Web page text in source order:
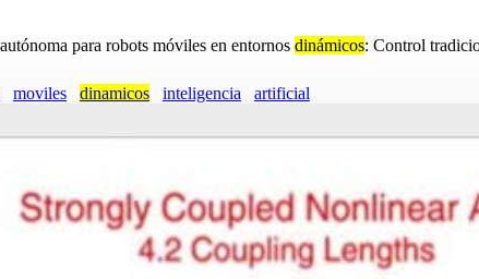
para robots móviles en entornos dinámicos: Control
moviles dinamicos inteligencia artificial